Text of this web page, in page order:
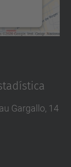
Gargallo, 14